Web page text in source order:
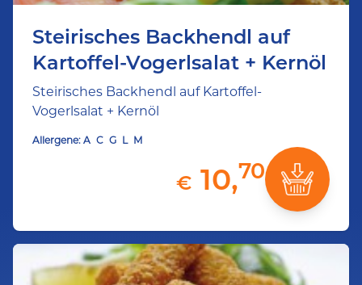
Steirisches Backhendl auf
Kartoffel-Vogerlsalat + Kernöl
Steirisches Backhendl auf Kartoffel-
Vogerlsalat + Kernöl
Allergene: A C G L M
€ 10,70